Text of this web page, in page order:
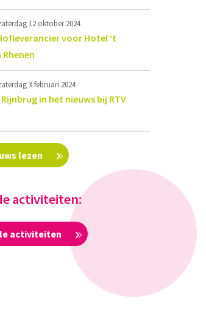
12 oktober 2024
voor Hotel ‘t
3 februari 2024
in het nieuws bij RTV
lezen
activiteiten:
activiteiten